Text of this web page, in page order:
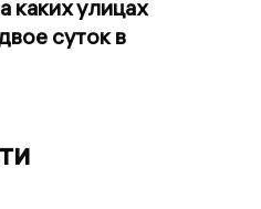
каких улицах
суток в